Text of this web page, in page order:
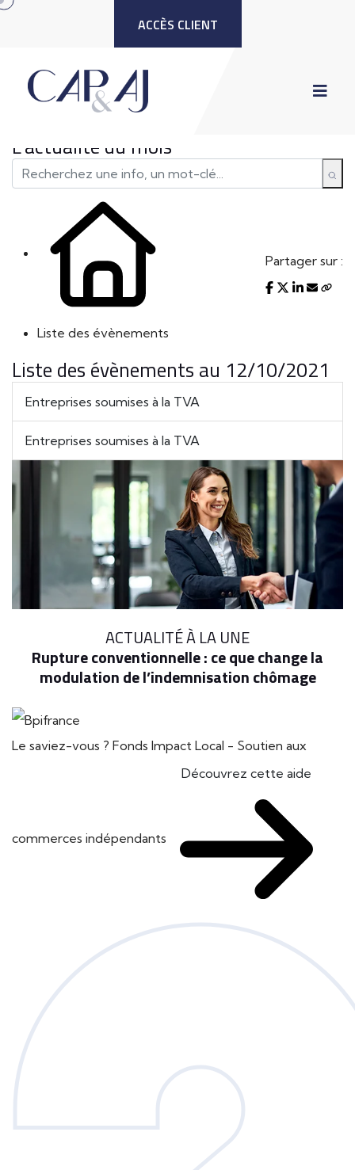
ACCÈS CLIENT
L'actualité du mois
Liste des évènements
Partager sur :
Liste des évènements au 12/10/2021
Entreprises soumises à la TVA
Entreprises soumises à la TVA
ACTUALITÉ À LA UNE
Rupture conventionnelle : ce que change la
modulation de l’indemnisation chômage
Le saviez-vous ? Fonds Impact Local - Soutien aux
commerces indépendants
Découvrez cette aide